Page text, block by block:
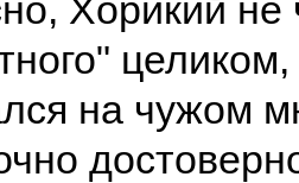
Хорикий не
целиком,
на чужом